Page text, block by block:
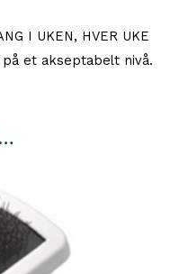
I UKEN, HVER UKE
et akseptabelt nivå.